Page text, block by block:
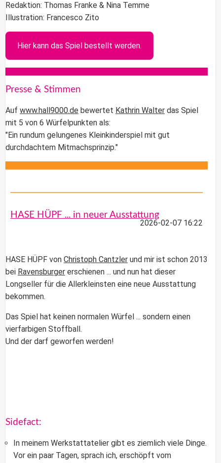
Redaktion: Thomas Franke & Nina Temme
Illustration: Francesco Zito
Hier kann das Spiel bestellt werden.
Presse & Stimmen
Auf www.hall9000.de bewertet Kathrin Walter das Spiel
mit 5 von 6 Würfelpunkten als:
"Ein rundum gelungenes Kleinkinderspiel mit gut
durchdachtem Mitmachsprinzip."
2026-02-07 16:22
HASE HÜPF ... in neuer Ausstattung
HASE HÜPF von Christoph Cantzler und mir ist schon 2013
bei Ravensburger erschienen ... und nun hat dieser
Longseller für die Allerkleinsten eine neue Ausstattung
bekommen.
Das Spiel hat keinen normalen Würfel ... sondern einen
vierfarbigen Stoffball.
Und der darf geworfen werden!
Sidefact:
In meinem Werkstattatelier gibt es ziemlich viele Dinge.
Vor ein paar Tagen, sprach ich, erschöpft vom